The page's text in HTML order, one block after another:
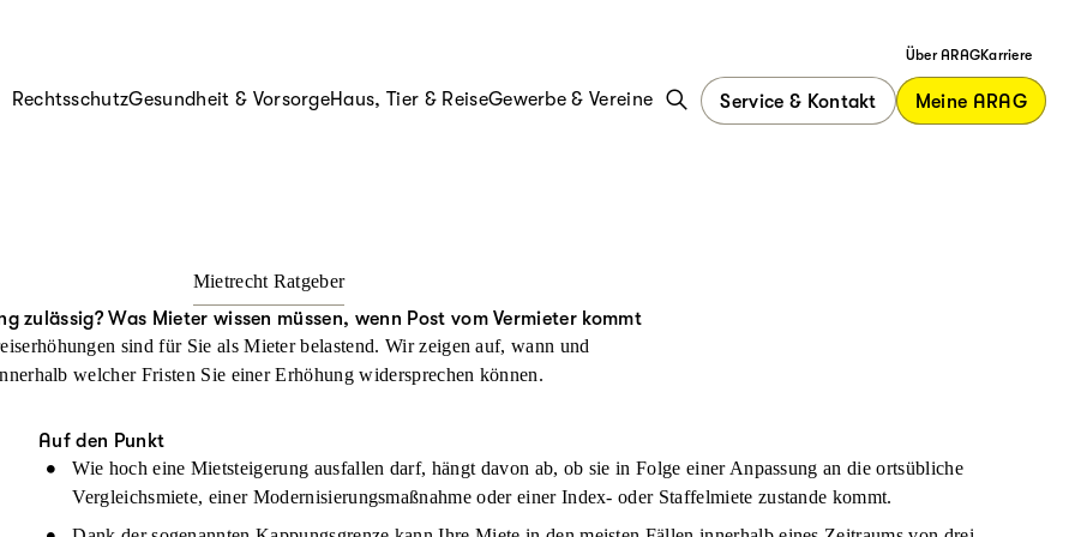
RechtsschutzGesundheit & VorsorgeHaus, Tier & ReiseGewerbe & Vereine Service & Kontakt Meine ARAG
Über ARAGKarriere
Mietrecht Ratgeber
zulässig? Was Mieter wissen müssen, wenn Post vom Vermieter kommt
sind für Sie als Mieter belastend. Wir zeigen auf, wann und
welcher Fristen Sie einer Erhöhung widersprechen können.
Auf den Punkt
Wie hoch eine Mietsteigerung ausfallen darf, hängt davon ab, ob sie in Folge einer Anpassung an die ortsübliche
Vergleichsmiete, einer Modernisierungsmaßnahme oder einer Index- oder Staffelmiete zustande kommt.